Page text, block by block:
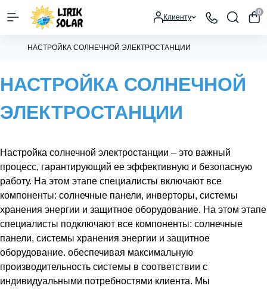
Клиенту
0
НАСТРОЙКА СОЛНЕЧНОЙ ЭЛЕКТРОСТАНЦИИ
НАСТРОЙКА СОЛНЕЧНОЙ
ЭЛЕКТРОСТАНЦИИ
Настройка солнечной электростанции – это важный
процесс, гарантирующий ее эффективную и безопасную
работу. На этом этапе специалисты включают все
компоненты: солнечные панели, инверторы, системы
хранения энергии и защитное оборудование. На этом этапе
специалисты подключают все компоненты: солнечные
панели, системы хранения энергии и защитное
оборудование. обеспечивая максимальную
производительность системы в соответствии с
индивидуальными потребностями клиента. Мы